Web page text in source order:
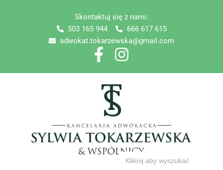
Skontaktuj się z nami:
503 165 944
666 617 615
adwokat.tokarzewska@gmail.com
Search
for: